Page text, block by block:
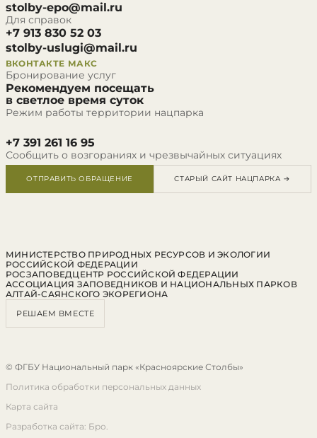
stolby-epo@mail.ru
Для справок
+7 913 830 52 03
stolby-uslugi@mail.ru
ВКОНТАКТЕ МАКС
Бронирование услуг
Рекомендуем посещать
в светлое время суток
Режим работы территории нацпарка
+7 391 261 16 95
Сообщить о возгораниях и чрезвычайных ситуациях
ОТПРАВИТЬ ОБРАЩЕНИЕ СТАРЫЙ САЙТ НАЦПАРКА →
МИНИСТЕРСТВО ПРИРОДНЫХ РЕСУРСОВ И ЭКОЛОГИИ
РОССИЙСКОЙ ФЕДЕРАЦИИ
РОСЗАПОВЕДЦЕНТР РОССИЙСКОЙ ФЕДЕРАЦИИ
АССОЦИАЦИЯ ЗАПОВЕДНИКОВ И НАЦИОНАЛЬНЫХ ПАРКОВ
АЛТАЙ-САЯНСКОГО ЭКОРЕГИОНА
РЕШАЕМ ВМЕСТЕ
© ФГБУ Национальный парк «Красноярские Столбы»
Политика обработки персональных данных
Карта сайта
Разработка сайта: Бро.